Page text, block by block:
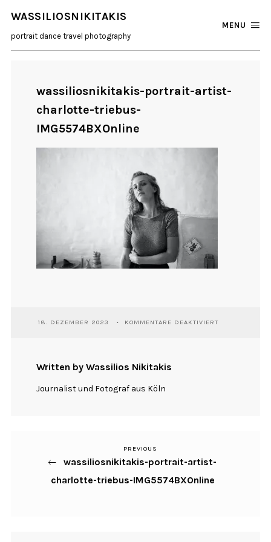
WASSILIOSNIKITAKIS
portrait dance travel photography
MENU
wassiliosnikitakis-portrait-artist-
charlotte-triebus-
IMG5574BXOnline
18. DEZEMBER 2023 KOMMENTARE DEAKTIVIERTFÜR
Written by Wassilios Nikitakis
Journalist und Fotograf aus Köln
Beitragsnavigation
Previous
Post
PREVIOUS
wassiliosnikitakis-portrait-artist-
charlotte-triebus-IMG5574BXOnline